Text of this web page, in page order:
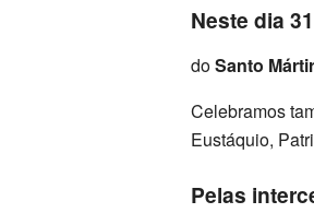
Neste dia
doSanto
Celebramos
Eustáquio,
Pelas